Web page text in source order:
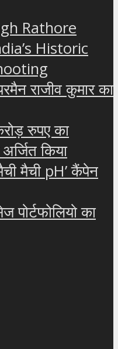
Rathore
Historic
राजीव कुमार का
रुपए का
किया
मैची pH’ कैंपेन
पोर्टफोलियो का